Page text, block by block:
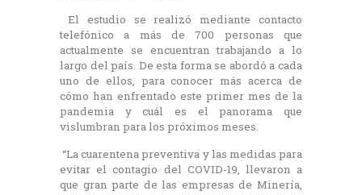
El estudio se realizó mediante contacto
telefónico a más de 700 personas que
actualmente se encuentran trabajando a lo
largo del país. De esta forma se abordó a cada
uno de ellos, para conocer más acerca de
cómo han enfrentado este primer mes de la
pandemia y cuál es el panorama que
vislumbran para los próximos meses.
“La cuarentena preventiva y las medidas para
evitar el contagio del COVID-19, llevaron a
que gran parte de las empresas de Minería,